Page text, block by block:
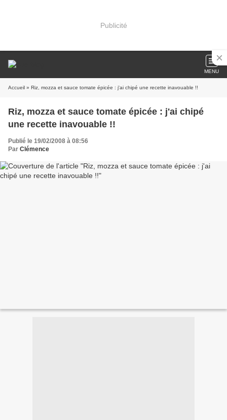
Publicité
MENU
Accueil » Riz, mozza et sauce tomate épicée : j'ai chipé une recette inavouable !!
Riz, mozza et sauce tomate épicée : j'ai chipé
une recette inavouable !!
Publié le 19/02/2008 à 08:56
Par Clémence